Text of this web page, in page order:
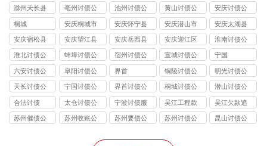
讨债公司
讨债公司
讨债公司
讨债公司
讨债公司
滁州天长县
讨债公司
亳州讨债公
司
池州讨债公
司
黄山讨债公
司
安庆讨债公
司
桐城
安庆桐城市
讨债公司
安庆怀宁县
讨债公司
安庆潜山市
讨债公司
安庆太湖县
讨债公司
安庆宿松县
讨债公司
安庆望江县
讨债公司
安庆岳西县
讨债公司
安庆迎江区
讨债公司
淮南讨债公
司
淮北讨债公
司
蚌埠讨债公
司
宿州讨债公
司
宣城讨债公
司
宁国
六安讨债公
司
阜阳讨债公
司
界首
铜陵讨债公
司
明光讨债公
司
天长讨债公
司
宁国讨债公
司
界首讨债公
司
桐城讨债公
司
潜山讨债公
司
合法讨债
太仓讨债公
司
宁波讨债服
务
吴江工程款
追讨
吴江欠款追
讨
苏州催债公
苏州收账公
苏州要债公
苏州讨债公
昆山讨债公